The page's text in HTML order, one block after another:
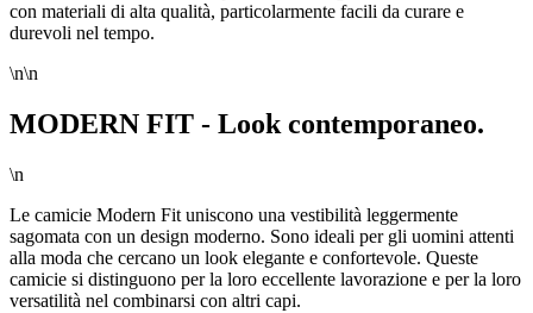
con materiali di alta qualità, particolarmente facili da curare e
durevoli nel tempo.
\n\n
MODERN FIT - Look contemporaneo.
\n
Le camicie Modern Fit uniscono una vestibilità leggermente
sagomata con un design moderno. Sono ideali per gli uomini attenti
alla moda che cercano un look elegante e confortevole. Queste
camicie si distinguono per la loro eccellente lavorazione e per la loro
versatilità nel combinarsi con altri capi.